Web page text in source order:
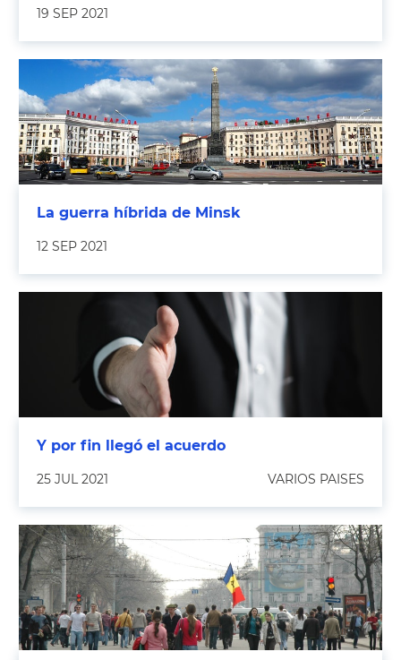
19 SEP 2021
La guerra híbrida de Minsk
12 SEP 2021
Y por fin llegó el acuerdo
25 JUL 2021 VARIOS PAISES